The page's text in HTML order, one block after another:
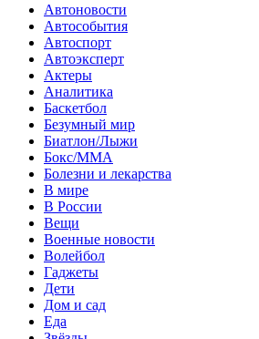
Автоновости
Автособытия
Автоспорт
Автоэксперт
Актеры
Аналитика
Баскетбол
Безумный мир
Биатлон/Лыжи
Бокс/MMA
Болезни и лекарства
В мире
В России
Вещи
Военные новости
Волейбол
Гаджеты
Дети
Дом и сад
Еда